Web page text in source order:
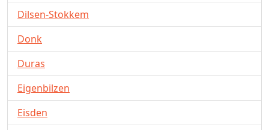
Dilsen-Stokkem
Donk
Duras
Eigenbilzen
Eisden